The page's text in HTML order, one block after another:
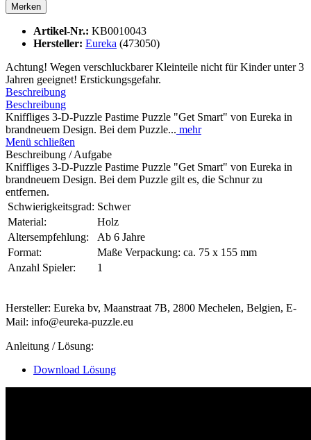
Merken
Artikel-Nr.: KB0010043
Hersteller: Eureka (473050)
Achtung! Wegen verschluckbarer Kleinteile nicht für Kinder unter 3
Jahren geeignet! Erstickungsgefahr.
Beschreibung
Beschreibung
Kniffliges 3-D-Puzzle Pastime Puzzle "Get Smart" von Eureka in
brandneuem Design. Bei dem Puzzle... mehr
Menü schließen
Beschreibung / Aufgabe
Kniffliges 3-D-Puzzle Pastime Puzzle "Get Smart" von Eureka in
brandneuem Design. Bei dem Puzzle gilt es, die Schnur zu
entfernen.
Schwierigkeitsgrad: Schwer
Material:
Holz
Altersempfehlung:
Ab 6 Jahre
Format:
Maße Verpackung: ca. 75 x 155 mm
Anzahl Spieler:
1
Hersteller: Eureka bv, Maanstraat 7B, 2800 Mechelen, Belgien, E-
Mail: info@eureka-puzzle.eu
Anleitung / Lösung:
Download Lösung